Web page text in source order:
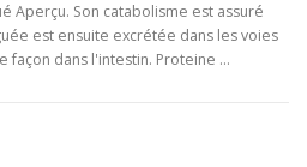
Aperçu. Son catabolisme est assuré
est ensuite excrétée dans les voies
façon dans l'intestin. Proteine …